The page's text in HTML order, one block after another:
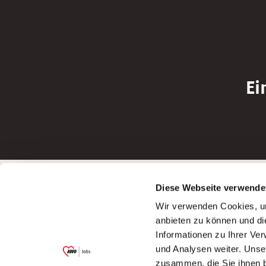
Diese Webseite
Wir verwenden Cookies,
anbieten zu können und
Informationen zu Ihrer
und Analysen weiter.
zusammen, die Sie ihnen
Garitz Bewirtschaftungsbetriebe GmbH
(Ein Tochterunternehmen des AWO
Bezirksverbandes Unterfranken e.V.)